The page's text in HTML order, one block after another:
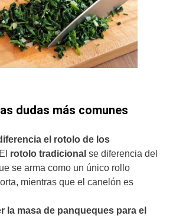
dudas más comunes
el rotolo de los
El rotolo tradicional se diferencia del
se arma como un único rollo
mientras que el canelón es
la masa de panqueques para el